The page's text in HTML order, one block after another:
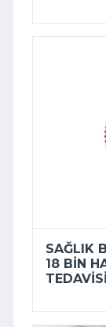
SAĞLIK
18 BIN